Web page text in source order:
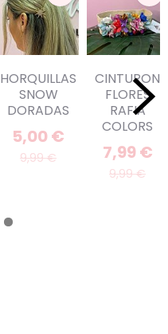
HORQUILLAS
SNOW
DORADAS
5,00 €
9,99 €
CINTURON
FLORES
RAFIA
COLORS
7,99 €
9,99 €